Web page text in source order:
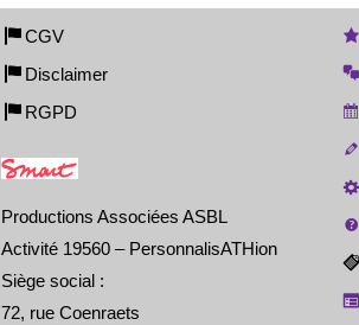
CGV
Disclaimer
RGPD
Productions Associées ASBL
Activité 19560 – PersonnalisATHion
Siège social :
72, rue Coenraets